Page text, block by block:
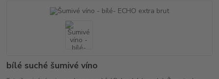
bílé suché šumivé víno